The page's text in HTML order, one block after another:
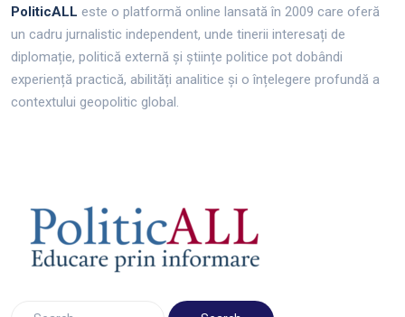
PoliticALL este o platformă online lansată în 2009 care oferă
un cadru jurnalistic independent, unde tinerii interesați de
diplomație, politică externă și științe politice pot dobândi
experiență practică, abilități analitice și o înțelegere profundă a
contextului geopolitic global.